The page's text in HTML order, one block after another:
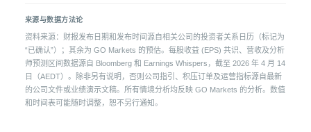
来源与数据方法论
资料来源：财报发布日期和发布时间源自相关公司的投资者关系日历（标记为
“已确认”）；其余为 GO Markets 的预估。每股收益 (EPS) 共识、营收及分析
师预测区间数据源自 Bloomberg 和 Earnings Whispers，截至 2026 年 4 月 14
日（AEDT）。除非另有说明，否则公司指引、积压订单及运营指标源自最新
的公司文件或业绩演示文稿。所有情境分析均反映 GO Markets 的分析。数值
和时间表可能随时调整，恕不另行通知。